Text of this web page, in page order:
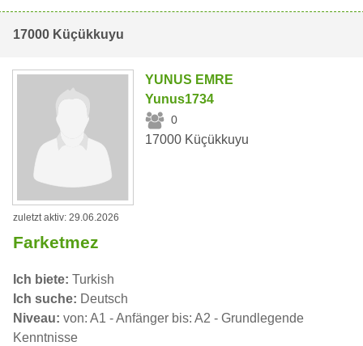
17000 Küçükkuyu
YUNUS EMRE
Yunus1734
0
17000 Küçükkuyu
zuletzt aktiv: 29.06.2026
Farketmez
Ich biete: Turkish
Ich suche: Deutsch
Niveau: von: A1 - Anfänger bis: A2 - Grundlegende
Kenntnisse